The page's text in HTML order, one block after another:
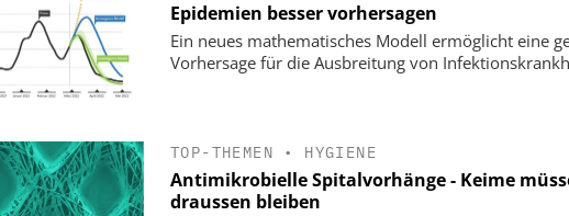
Epidemien besser vorhersagen
Ein neues mathematisches Modell ermöglicht eine
Vorhersage für die Ausbreitung von
TOP-THEMEN • HYGIENE
Antimikrobielle Spitalvorhänge - Keime
draussen bleiben
EASY SOFTWARE AG
Digitalisierung im
Ordnung zur KI-fähigen Steuerung
EASY SOFTWARE AG